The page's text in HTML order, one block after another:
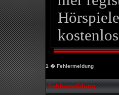
1 � Fehlermeldung
Fehlermeldung